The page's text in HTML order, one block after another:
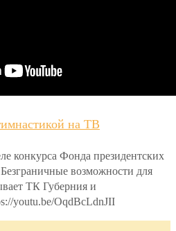
на ТВ
конкурса Фонда президентских
возможности для
ТК Губерния и
youtu.be/OqdBcLdnJII